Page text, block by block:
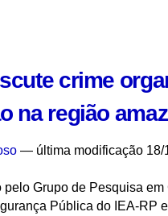
crime
na região
— última modificação 18/
pelo Grupo de Pesquisa
Pública do IEA-RP